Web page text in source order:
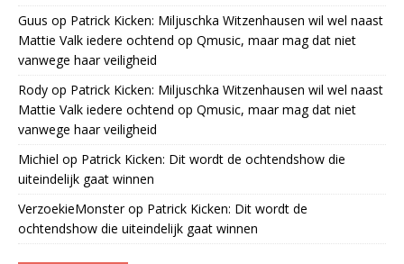
Guus op Patrick Kicken: Miljuschka Witzenhausen wil wel naast
Mattie Valk iedere ochtend op Qmusic, maar mag dat niet
vanwege haar veiligheid
Rody op Patrick Kicken: Miljuschka Witzenhausen wil wel naast
Mattie Valk iedere ochtend op Qmusic, maar mag dat niet
vanwege haar veiligheid
Michiel op Patrick Kicken: Dit wordt de ochtendshow die
uiteindelijk gaat winnen
VerzoekieMonsterop Patrick Kicken: Dit wordt de
ochtendshow die uiteindelijk gaat winnen